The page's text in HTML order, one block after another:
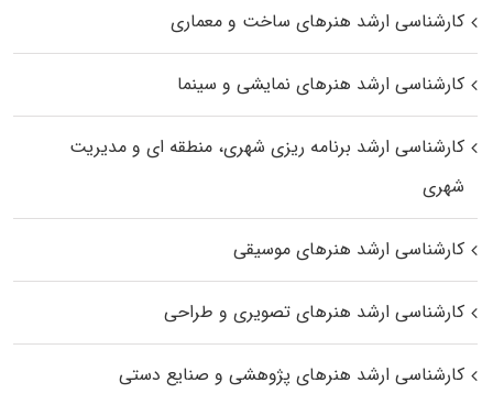
کارشناسی ارشد هنرهای ساخت و معماری
کارشناسی ارشد هنرهای نمایشی و سینما
کارشناسی ارشد برنامه ریزی شهری، منطقه‌ ای و مدیریت
شهری
کارشناسی ارشد هنرهای موسیقی
کارشناسی ارشد هنرهای تصویری و طراحی
کارشناسی ارشد هنرهای پژوهشی و صنایع دستی